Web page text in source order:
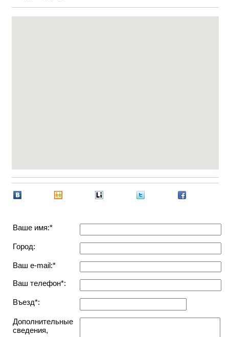
Ваше имя:*
Город:
Ваш e-mail:*
Ваш телефон*:
Въезд*:
Дополнительные
сведения,